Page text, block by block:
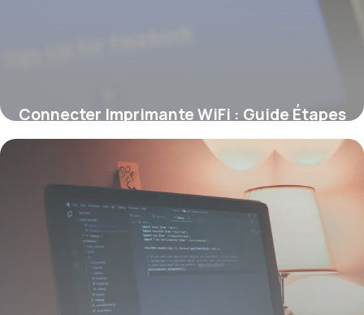
Connecter Imprimante WiFi : Guide Étapes
9 juin 2026